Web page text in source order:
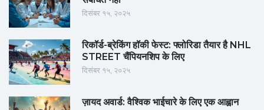
दिसंबर १५, २०२५
रिकॉर्ड-ब्रेकिंग हॉकी फेस्ट: फ्लोरिडा तैयार है NHL
STREET चैंपियनशिप के लिए
दिसंबर १५, २०२५
ज़ायद अवार्ड: वैश्विक भाईचारे के लिए एक आह्वान